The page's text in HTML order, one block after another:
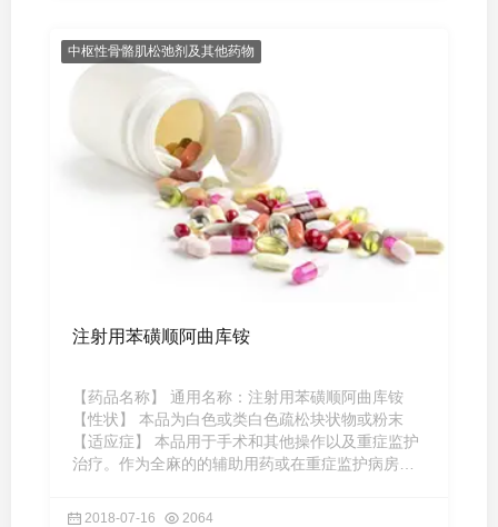
中枢性骨骼肌松弛剂及其他药物
注射用苯磺顺阿曲库铵
【药品名称】 通用名称：注射用苯磺顺阿曲库铵
【性状】 本品为白色或类白色疏松块状物或粉末
【适应症】 本品用于手术和其他操作以及重症监护
治疗。作为全麻的的辅助用药或在重症监护病房
2018-07-16 2064